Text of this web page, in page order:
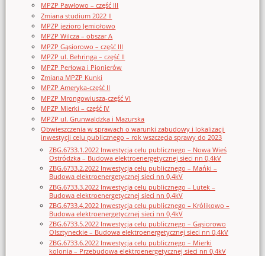
MPZP Pawłowo – część III
Zmiana studium 2022 II
MPZP jezioro Jemiołowo
MPZP Wilcza – obszar A
MPZP Gąsiorowo – część III
MPZP ul. Behringa – część II
MPZP Perłowa i Pionierów
Zmiana MPZP Kunki
MPZP Ameryka-część II
MPZP Mrongowiusza-część VI
MPZP Mierki – część IV
MPZP ul. Grunwaldzka i Mazurska
Obwieszczenia w sprawach o warunki zabudowy i lokalizacji
inwestycji celu publicznego – rok wszczęcia sprawy do 2023
ZBG.6733.1.2022 Inwestycja celu publicznego – Nowa Wieś
Ostródzka – Budowa elektroenergetycznej sieci nn 0,4kV
ZBG.6733.2.2022 Inwestycja celu publicznego – Mańki –
Budowa elektroenergetycznej sieci nn 0,4kV
ZBG.6733.3.2022 Inwestycja celu publicznego – Lutek –
Budowa elektroenergetycznej sieci nn 0,4kV
ZBG.6733.4.2022 Inwestycja celu publicznego – Królikowo –
Budowa elektroenergetycznej sieci nn 0,4kV
ZBG.6733.5.2022 Inwestycja celu publicznego – Gąsiorowo
Olsztyneckie – Budowa elektroenergetycznej sieci nn 0,4kV
ZBG.6733.6.2022 Inwestycja celu publicznego – Mierki
kolonia – Przebudowa elektroenergetycznej sieci nn 0,4kV